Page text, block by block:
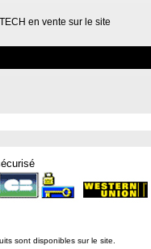
en vente sur le site
sont disponibles sur le site.